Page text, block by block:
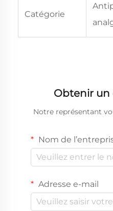
Catégorie
Obtenir un
Notre représentant
Nom de
Adresse e-mail